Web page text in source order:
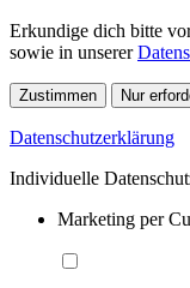
Erkundige dich bitte
sowie in unserer
Zustimmen Nur
Datenschutzerklärung
Individuelle
Marketing per